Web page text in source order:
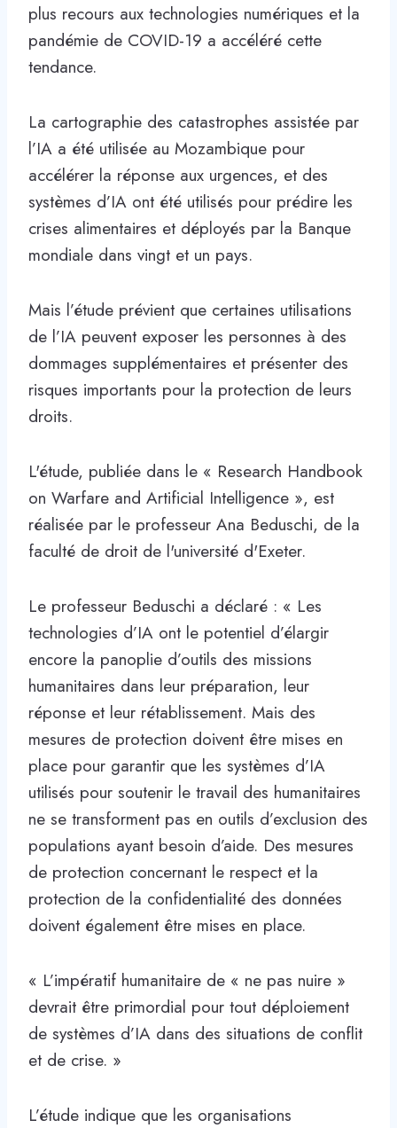
plus recours aux technologies numériques et la
pandémie de COVID-19 a accéléré cette
tendance.
La cartographie des catastrophes assistée par
l’IA a été utilisée au Mozambique pour
accélérer la réponse aux urgences, et des
systèmes d’IA ont été utilisés pour prédire les
crises alimentaires et déployés par la Banque
mondiale dans vingt et un pays.
Mais l’étude prévient que certaines utilisations
de l’IA peuvent exposer les personnes à des
dommages supplémentaires et présenter des
risques importants pour la protection de leurs
droits.
L'étude, publiée dans le « Research Handbook
on Warfare and Artificial Intelligence », est
réalisée par le professeur Ana Beduschi, de la
faculté de droit de l'université d'Exeter.
Le professeur Beduschi a déclaré : « Les
technologies d’IA ont le potentiel d’élargir
encore la panoplie d’outils des missions
humanitaires dans leur préparation, leur
réponse et leur rétablissement. Mais des
mesures de protection doivent être mises en
place pour garantir que les systèmes d’IA
utilisés pour soutenir le travail des humanitaires
ne se transforment pas en outils d’exclusion des
populations ayant besoin d’aide. Des mesures
de protection concernant le respect et la
protection de la confidentialité des données
doivent également être mises en place.
« L’impératif humanitaire de « ne pas nuire »
devrait être primordial pour tout déploiement
de systèmes d’IA dans des situations de conflit
et de crise. »
L’étude indique que les organisations